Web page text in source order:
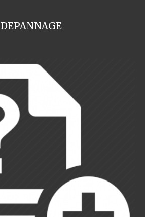
DEPANNAGE